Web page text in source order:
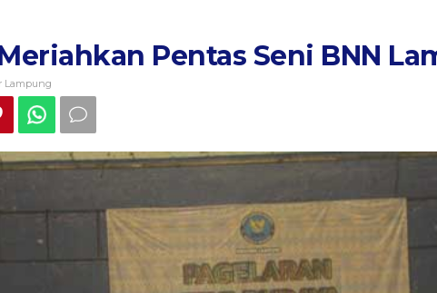
BNN
Pentas Seni BNN
Lampung